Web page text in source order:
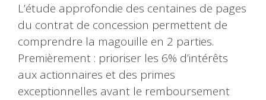
L’étude approfondie des centaines de pages
du contrat de concession permettent de
comprendre la magouille en 2 parties.
Premièrement : prioriser les 6% d’intérêts
aux actionnaires et des primes
exceptionnelles avant le remboursement